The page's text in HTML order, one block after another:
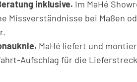
inklusive. Im MaHé
Missverständnisse bei Maßen
MaHé liefert und
Aufschlag für die